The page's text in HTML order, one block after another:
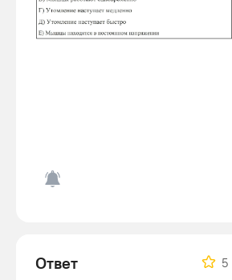
Ответ 5